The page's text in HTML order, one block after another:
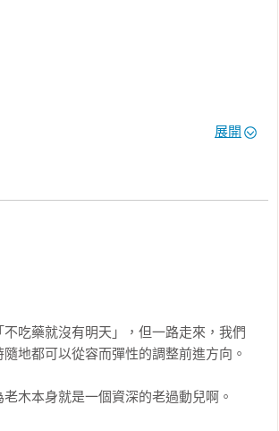
展開
吃藥就沒有明天」，但一路走來，我們
地都可以從容而彈性的調整前進方向。
木本身就是一個資深的老過動兒啊。